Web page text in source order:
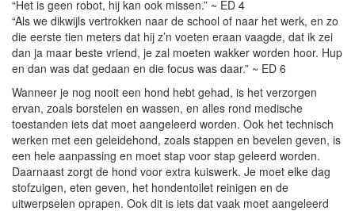
“Het is geen robot, hij kan ook missen.” ~ ED 4
“Als we dikwijls vertrokken naar de school of naar het werk, en zo
die eerste tien meters dat hij z’n voeten eraan vaagde, dat ik zei
dan ja maar beste vriend, je zal moeten wakker worden hoor. Hup
en dan was dat gedaan en die focus was daar.” ~ ED 6
Wanneer je nog nooit een hond hebt gehad, is het verzorgen
ervan, zoals borstelen en wassen, en alles rond medische
toestanden iets dat moet aangeleerd worden. Ook het technisch
werken met een geleidehond, zoals stappen en bevelen geven, is
een hele aanpassing en moet stap voor stap geleerd worden.
Daarnaast zorgt de hond voor extra kuiswerk. Je moet elke dag
stofzuigen, eten geven, het hondentoilet reinigen en de
uitwerpselen oprapen. Ook dit is iets dat vaak moet aangeleerd